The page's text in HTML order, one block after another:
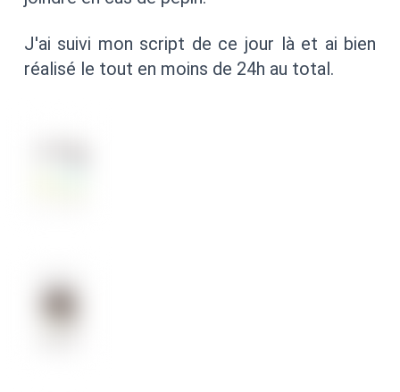
J'ai suivi mon script de ce jour là et ai bien
réalisé le tout en moins de 24h au total.